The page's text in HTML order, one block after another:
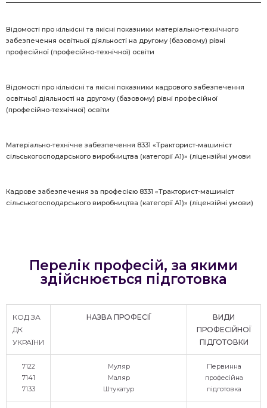
Відомості про кількісні та якісні показники матеріально-технічного
забезпечення освітньої діяльності на другому (базовому) рівні
професійної (професійно-технічної) освіти
Відомості про кількісні та якісні показники кадрового забезпечення
освітньої діяльності на другому (базовому) рівні професійної
(професійно-технічної) освіти
Матеріально-технічне забезпечення 8331 «Тракторист-машиніст
сільськогосподарського виробництва (категорії А1)» (ліцензійні умови
Кадрове забезпечення за професією 8331 «Тракторист-машиніст
сільськогосподарського виробництва (категорії А1)» (ліцензійні умови)
Перелік професій, за якими
здійснюється підготовка
КОД ЗА
ДК
УКРАЇНИ
НАЗВА ПРОФЕСІЇ
ВИДИ
ПРОФЕСІЙНОЇ
ПІДГОТОВКИ
7122
7141
7133
Муляр
Маляр
Штукатур
Первинна
професійна
підготовка